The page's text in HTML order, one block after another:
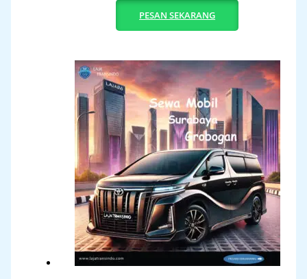
PESAN SEKARANG